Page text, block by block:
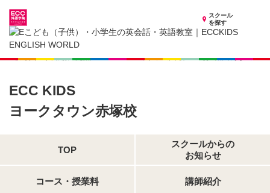
スクール
を探す
茨城県の子供英会話・英語教室
子供（小学生）英会話・英語教室 ECCKIDS ヨークタウン赤塚校
生徒・保護者さまの声
ECC KIDS
ヨークタウン赤塚校
TOP
スクールからの
お知らせ
コース・授業料 講師紹介